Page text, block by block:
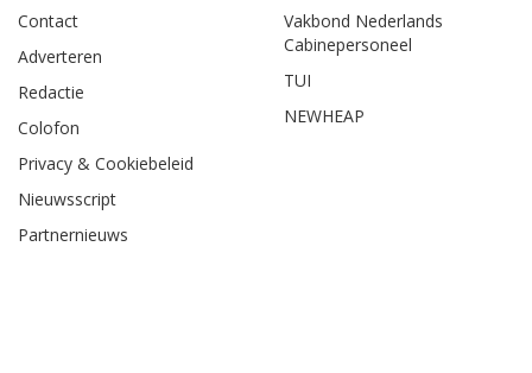
Contact
Adverteren
Redactie
Colofon
Privacy & Cookiebeleid
Nieuwsscript
Partnernieuws
Vakbond Nederlands
Cabinepersoneel
TUI
NEWHEAP